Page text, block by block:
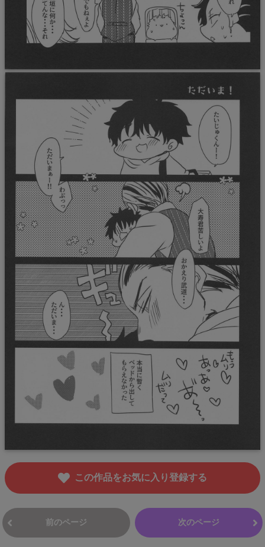
この作品をお気に入り登録する
前のページ 次のページ